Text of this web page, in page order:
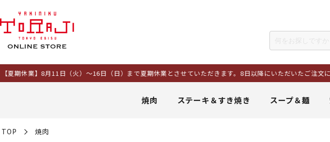
11日（火）～16日（日）まで夏期休業とさせていただきます。8日以降にいただいたご注文につきまし
焼肉 ステーキ＆すき焼き スープ＆麺
TOP 焼肉